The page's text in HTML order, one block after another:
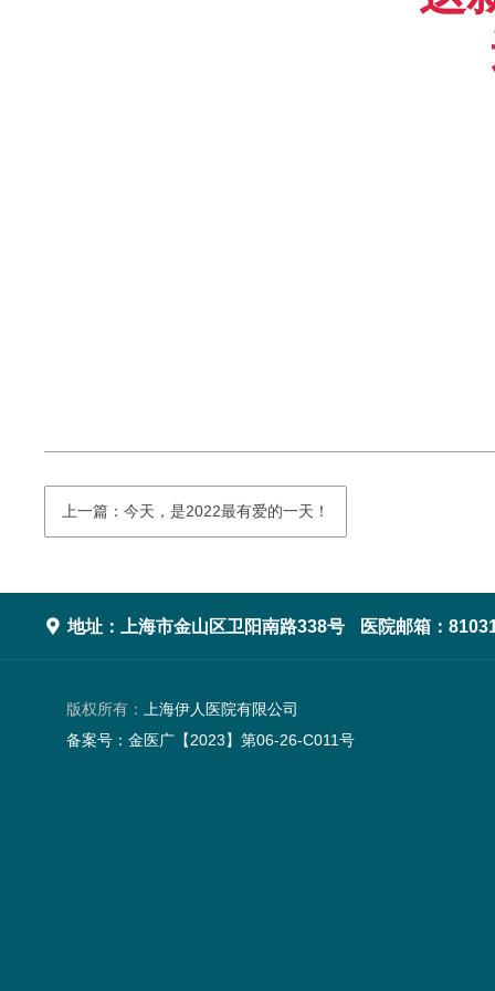
上一篇：今天，是2022最有爱的一天！
 地址：上海市金山区卫阳南路338号 医院邮箱：
版权所有：
上海伊人医院有限公司
备案号： 金医广【2023】第06-26-C011号